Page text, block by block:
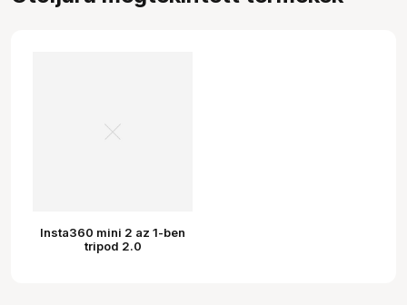
Insta360 mini 2 az 1-ben
tripod 2.0